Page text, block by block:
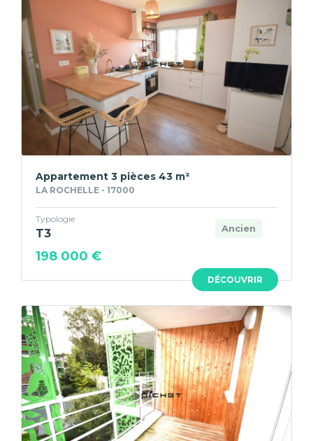
DÉCOUVRIR
Appartement 3 pièces 43 m²
LA ROCHELLE - 17000
Ancien
Typologie
T3
198 000 €